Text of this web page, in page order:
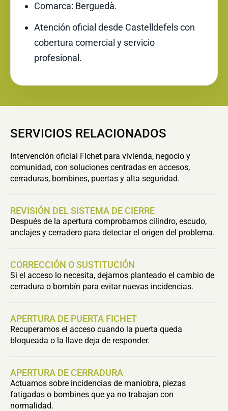
Comarca: Berguedà.
Atención oficial desde Castelldefels con
cobertura comercial y servicio
profesional.
SERVICIOS RELACIONADOS
Intervención oficial Fichet para vivienda, negocio y
comunidad, con soluciones centradas en accesos,
cerraduras, bombines, puertas y alta seguridad.
REVISIÓN DEL SISTEMA DE CIERRE
Después de la apertura comprobamos cilindro, escudo,
anclajes y cerradero para detectar el origen del problema.
CORRECCIÓN O SUSTITUCIÓN
Si el acceso lo necesita, dejamos planteado el cambio de
cerradura o bombín para evitar nuevas incidencias.
APERTURA DE PUERTA FICHET
Recuperamos el acceso cuando la puerta queda
bloqueada o la llave deja de responder.
APERTURA DE CERRADURA
Actuamos sobre incidencias de maniobra, piezas
fatigadas o bombines que ya no trabajan con
normalidad.